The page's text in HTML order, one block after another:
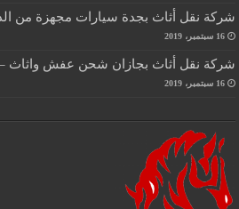
شركة نقل أثاث بجدة سيارات مجهزة من
16 سبتمبر، 2019
شركة نقل أثاث بجازان شحن عفش واثاث
16 سبتمبر، 2019